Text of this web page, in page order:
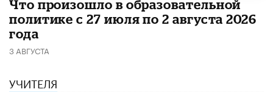
​Что произошло в образовательной
политике с 27 июля по 2 августа 2026
года
3 АВГУСТА
УЧИТЕЛЯ